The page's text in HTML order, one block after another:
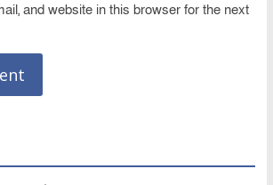
and website in this browser for the next